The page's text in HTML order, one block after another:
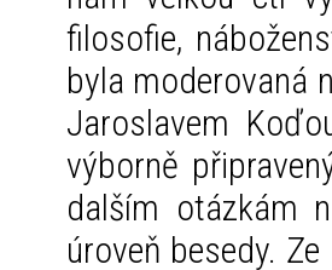
filosofie,
byla moderovaná
Jaroslavem
výborně
dalším otázkám
úroveň besedy.